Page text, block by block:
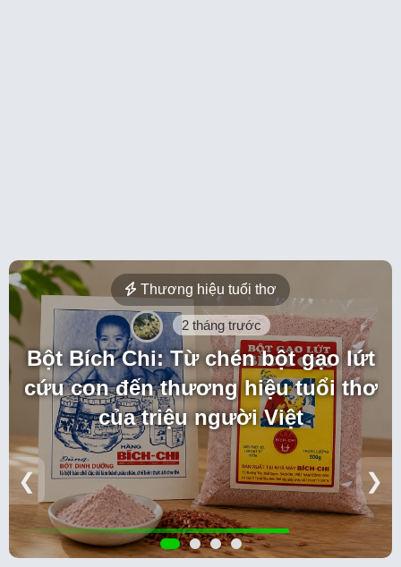
Thương hiệu tuổi thơ
2 tháng trước
Bột Bích Chi: Từ chén bột gạo lứt
cứu con đến thương hiệu tuổi thơ
của triệu người Việt
❮ ❯